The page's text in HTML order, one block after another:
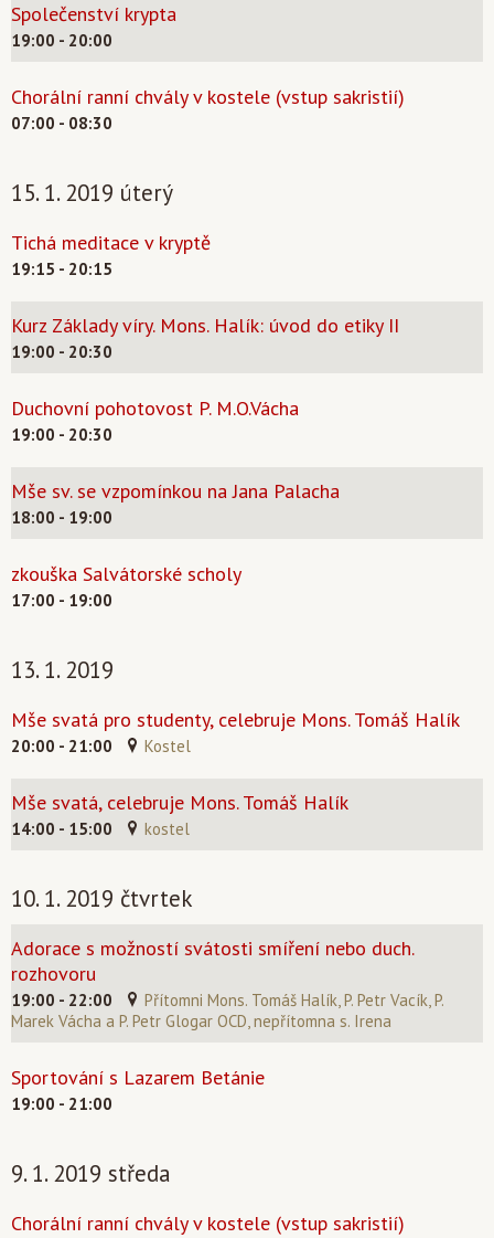
Společenství krypta
19:00 - 20:00
Chorální ranní chvály v kostele (vstup sakristií)
07:00 - 08:30
15. 1. 2019 úterý
Tichá meditace v kryptě
19:15 - 20:15
Kurz Základy víry. Mons. Halík: úvod do etiky II
19:00 - 20:30
Duchovní pohotovost P. M.O.Vácha
19:00 - 20:30
Mše sv. se vzpomínkou na Jana Palacha
18:00 - 19:00
zkouška Salvátorské scholy
17:00 - 19:00
13. 1. 2019
Mše svatá pro studenty, celebruje Mons. Tomáš Halík
20:00 - 21:00 Kostel
Mše svatá, celebruje Mons. Tomáš Halík
14:00 - 15:00 kostel
10. 1. 2019 čtvrtek
Adorace s možností svátosti smíření nebo duch.
rozhovoru
19:00 - 22:00
Přítomni Mons. Tomáš Halík, P. Petr Vacík, P.
Marek Vácha a P. Petr Glogar OCD, nepřítomna s. Irena
Sportování s Lazarem Betánie
19:00 - 21:00
9. 1. 2019 středa
Chorální ranní chvály v kostele (vstup sakristií)